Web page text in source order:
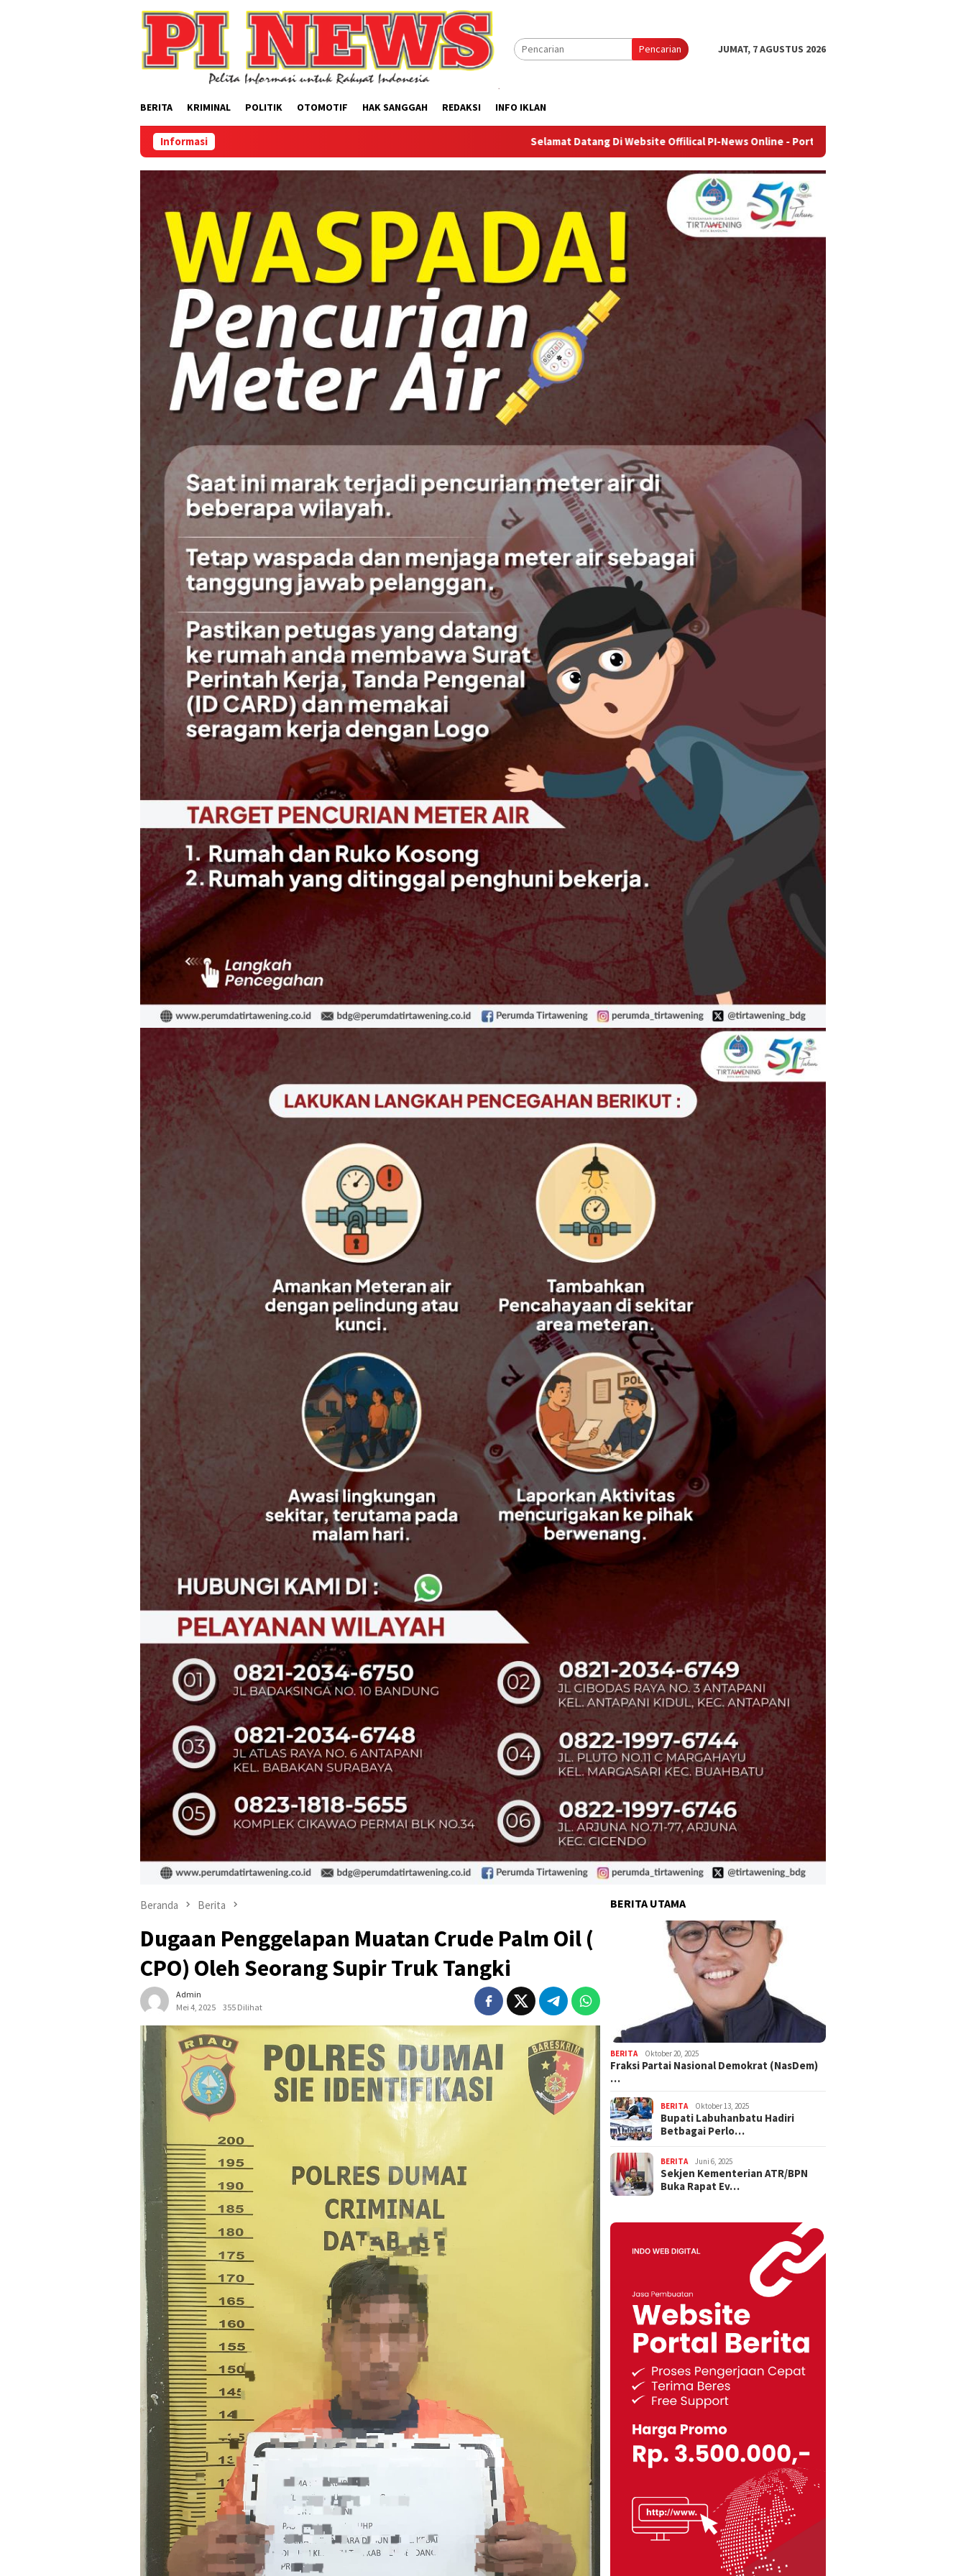
Pencarian
JUMAT, 7 AGUSTUS 2026
BERITA KRIMINAL POLITIK OTOMOTIF HAK SANGGAH REDAKSI INFO IKLAN
Informasi Selamat Datang Di Website Offilical PI-News Online - Portal Berita Terupdate & Terpercaya
Beranda Berita
Dugaan Penggelapan Muatan Crude Palm Oil (
CPO) Oleh Seorang Supir Truk Tangki
Admin
Mei 4, 2025
355 Dilihat
BERITA UTAMA
BERITA Oktober 20, 2025
Fraksi Partai Nasional Demokrat (NasDem)
…
BERITA Oktober 13, 2025
Bupati Labuhanbatu Hadiri
Betbagai Perlo…
BERITA Juni 6, 2025
Sekjen Kementerian ATR/BPN
Buka Rapat Ev…